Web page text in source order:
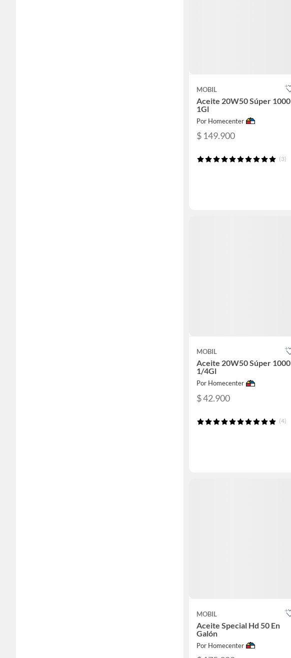
MOBIL
Aceite 20W50 Súper 1000
1Gl
Por Homecenter
$ 149.900
(3)
MOBIL
Aceite 20W50 Súper 1000
1/4Gl
Por Homecenter
$ 42.900
(4)
MOBIL
Aceite Special Hd 50 En
Galón
Por Homecenter